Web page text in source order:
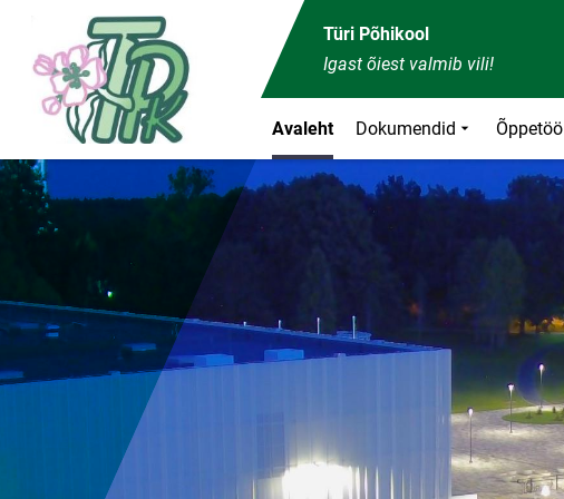
Türi Põhikool
Igast õiest valmib vili!
Avaleht Dokumendid Õppetöö
Front page